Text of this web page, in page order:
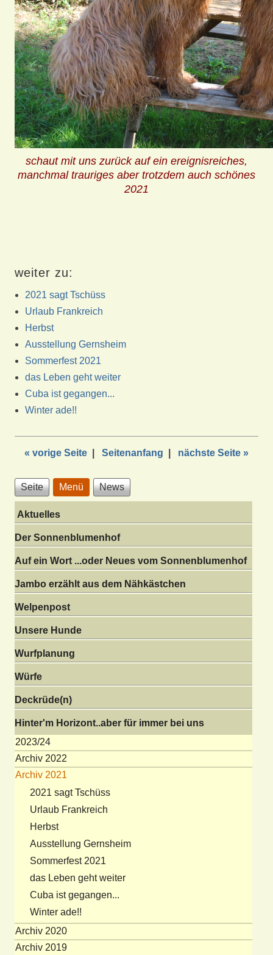
schaut mit uns zurück auf ein ereignisreiches,
manchmal trauriges aber trotzdem auch schönes
2021
weiter zu:
2021 sagt Tschüss
Urlaub Frankreich
Herbst
Ausstellung Gernsheim
Sommerfest 2021
das Leben geht weiter
Cuba ist gegangen...
Winter ade!!
« vorige Seite Seitenanfang nächste Seite »
Seite Menü News
Aktuelles
Der Sonnenblumenhof
Auf ein Wort ...oder Neues vom Sonnenblumenhof
Jambo erzählt aus dem Nähkästchen
Welpenpost
Unsere Hunde
Wurfplanung
Würfe
Deckrüde(n)
Hinter'm Horizont..aber für immer bei uns
2023/24
Archiv 2022
Archiv 2021
2021 sagt Tschüss
Urlaub Frankreich
Herbst
Ausstellung Gernsheim
Sommerfest 2021
das Leben geht weiter
Cuba ist gegangen...
Winter ade!!
Archiv 2020
Archiv 2019